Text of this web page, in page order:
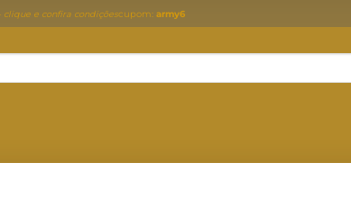
clique e confira condiçõescupom: army6